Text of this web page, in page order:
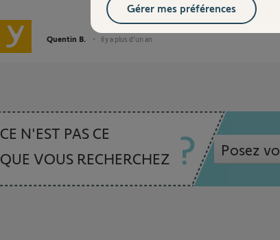
Quentin B. il y a plus d'un an
CE N'EST PAS CE
QUE VOUS RECHERCHEZ
Posez
Gérer mes préférences